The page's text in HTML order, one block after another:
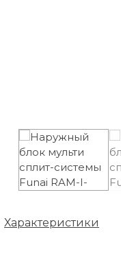
Характеристики